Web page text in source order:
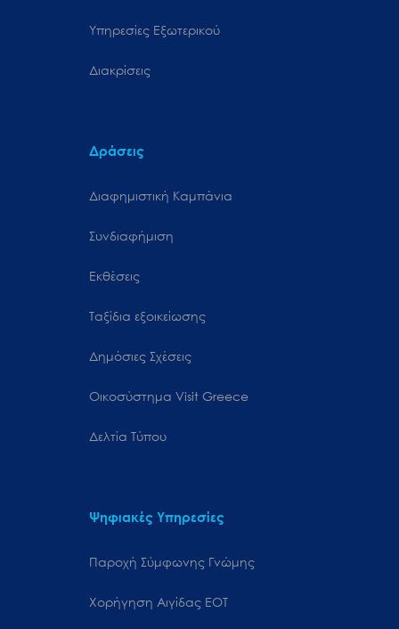
Υπηρεσίες Εξωτερικού
Διακρίσεις
Δράσεις
Διαφημιστική Καμπάνια
Συνδιαφήμιση
Εκθέσεις
Ταξίδια εξοικείωσης
Δημόσιες Σχέσεις
Oικοσύστημα Visit Greece
Δελτία Τύπου
Ψηφιακές Υπηρεσίες
Παροχή Σύμφωνης Γνώμης
Χορήγηση Αιγίδας ΕΟΤ